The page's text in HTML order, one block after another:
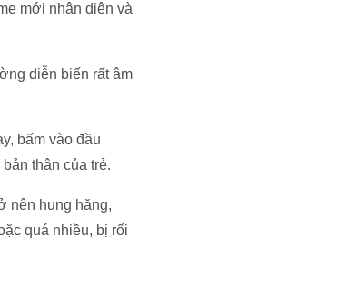
mới nhận diện và
diễn biến rất âm
bấm vào đầu
thân của trẻ.
nên hung hăng,
quá nhiều, bị rối